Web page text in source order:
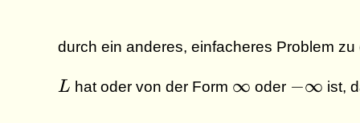
durch ein anderes, einfacheres Problem zu
L
L hat oder von der Form \infty
∞ oder -
−∞ ist,